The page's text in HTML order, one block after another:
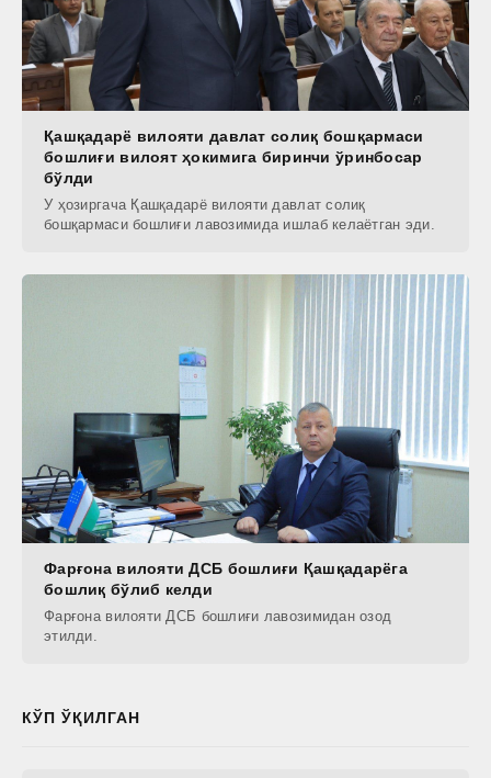
Қашқадарё вилояти давлат солиқ бошқармаси
бошлиғи вилоят ҳокимига биринчи ўринбосар
бўлди
У ҳозиргача Қашқадарё вилояти давлат солиқ
бошқармаси бошлиғи лавозимида ишлаб келаётган эди.
Фарғона вилояти ДСБ бошлиғи Қашқадарёга
бошлиқ бўлиб келди
Фарғона вилояти ДСБ бошлиғи лавозимидан озод
этилди.
КЎП ЎҚИЛГАН